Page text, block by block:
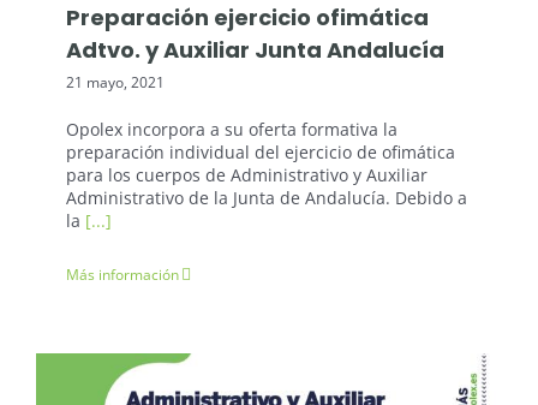
Preparación ejercicio ofimática
Adtvo. y Auxiliar Junta Andalucía
21 mayo, 2021
Opolex incorpora a su oferta formativa la
preparación individual del ejercicio de ofimática
para los cuerpos de Administrativo y Auxiliar
Administrativo de la Junta de Andalucía. Debido a
la [...]
Más información